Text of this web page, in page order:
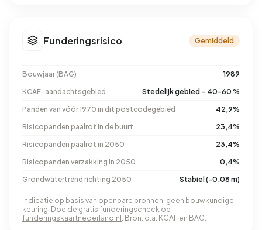
Funderingsrisico Gemiddeld
Bouwjaar (BAG)
1989
KCAF-aandachtsgebied
Stedelijk gebied – 40-60 %
Panden van vóór 1970 in dit postcodegebied
42,9%
Risicopanden paalrot in de buurt
23,4%
Risicopanden paalrot in 2050
23,4%
Risicopanden verzakking in 2050
0,4%
Grondwatertrend richting 2050
Stabiel (-0,08 m)
Indicatie op basis van openbare bronnen, geen bouwkundige
keuring. Doe de gratis funderingscheck op
funderingskaartnederland.nl . Bron: o.a. KCAF en BAG.